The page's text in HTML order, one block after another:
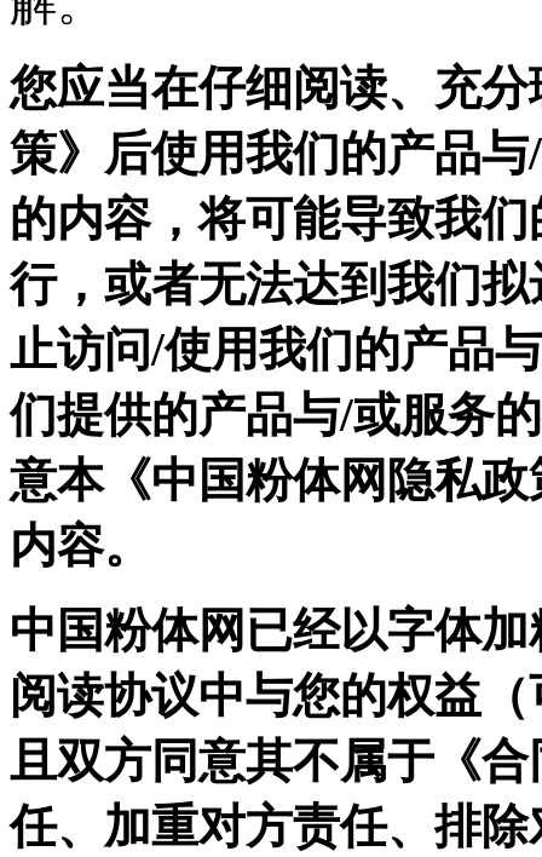
您应当在仔细阅读、充
策》后使用我们的产品
的内容，将可能导致我
行，或者无法达到我们
止访问/使用我们的产品
们提供的产品与/或服务
意本《中国粉体网隐私
内容。
中国粉体网已经以字体
阅读协议中与您的权益
且双方同意其不属于《
任、加重对方责任、排